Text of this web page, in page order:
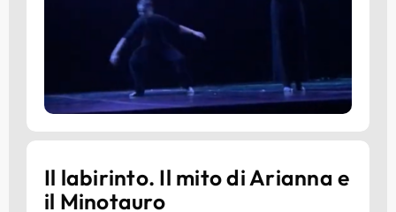
Il labirinto. Il mito di Arianna e
il Minotauro